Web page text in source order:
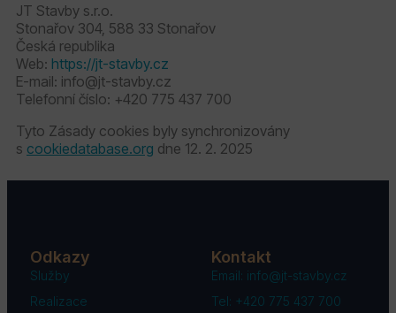
JT Stavby s.r.o.
Stonařov 304, 588 33 Stonařov
Česká republika
Web: https://jt-stavby.cz
E-mail: info@jt-stavby.cz
Telefonní číslo: +420 775 437 700
Tyto Zásady cookies byly synchronizovány
s cookiedatabase.org dne 12. 2. 2025
Odkazy
Služby
Realizace
Kontakt
Email: info@jt-stavby.cz
Tel: +420 775 437 700